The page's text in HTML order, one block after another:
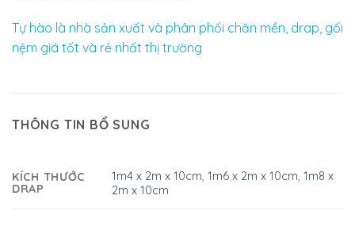
Tự hào là nhà sản xuất và phân phối chăn mền, drap, gối
nệm giá tốt và rẻ nhất thị trường
THÔNG TIN BỔ SUNG
KÍCH THƯỚC
DRAP
1m4 x 2m x 10cm,1m6 x 2m x 10cm,1m8 x
2m x 10cm